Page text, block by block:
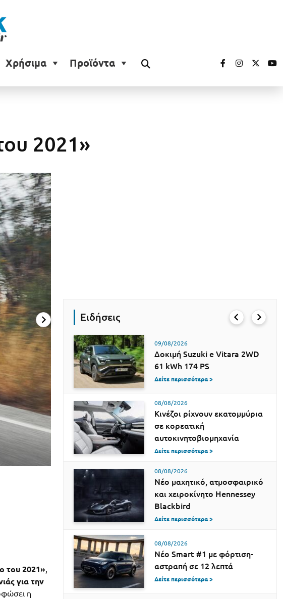
Χρήσιμα Προϊόντα
2021»
του 2021»,
για την
η
Ειδήσεις
09/08/2026
Δοκιμή Suzuki e Vitara 2WD
61 kWh 174 PS
Δείτε περισσότερα >
08/08/2026
Κινέζοι ρίχνουν εκατομμύρια
σε κορεατική
αυτοκινητοβιομηχανία
Δείτε περισσότερα >
08/08/2026
Νέο μαχητικό, ατμοσφαιρικό
και χειροκίνητο Hennessey
Blackbird
Δείτε περισσότερα >
08/08/2026
Νέο Smart #1 με φόρτιση-
αστραπή σε 12 λεπτά
Δείτε περισσότερα >